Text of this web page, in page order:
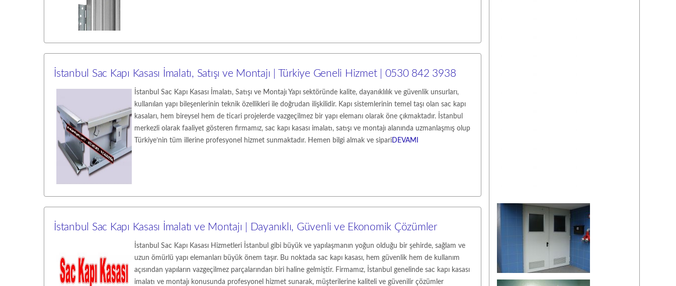
İstanbul Sac Kapı Kasası İmalatı, Satışı ve Montajı | Türkiye Geneli Hizmet | 0530 842 3938
İstanbul Sac Kapı Kasası İmalatı, Satışı ve Montajı Yapı sektöründe kalite, dayanıklılık ve güvenlik unsurları,
kullanılan yapı bileşenlerinin teknik özellikleri ile doğrudan ilişkilidir. Kapı sistemlerinin temel taşı olan sac kapı
kasaları, hem bireysel hem de ticari projelerde vazgeçilmez bir yapı elemanı olarak öne çıkmaktadır. İstanbul
merkezli olarak faaliyet gösteren firmamız, sac kapı kasası imalatı, satışı ve montajı alanında uzmanlaşmış olup
Türkiye’nin tüm illerine profesyonel hizmet sunmaktadır. Hemen bilgi almak ve sipariDEVAMI
İstanbul Sac Kapı Kasası İmalatı ve Montajı | Dayanıklı, Güvenli ve Ekonomik Çözümler
İstanbul Sac Kapı Kasası Hizmetleri İstanbul gibi büyük ve yapılaşmanın yoğun olduğu bir şehirde, sağlam ve
uzun ömürlü yapı elemanları büyük önem taşır. Bu noktada sac kapı kasası, hem güvenlik hem de kullanım
açısından yapıların vazgeçilmez parçalarından biri haline gelmiştir. Firmamız, İstanbul genelinde sac kapı kasası
imalatı ve montajı konusunda profesyonel hizmet sunarak, müşterilerine kaliteli ve güvenilir çözümler